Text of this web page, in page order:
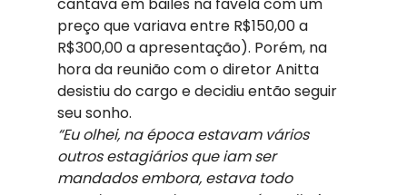
preço que variava entre R$150,00 a
R$300,00 a apresentação). Porém, na
hora da reunião com o diretor Anitta
desistiu do cargo e decidiu então seguir
seu sonho.
“Eu olhei, na época estavam vários
outros estagiários que iam ser
mandados embora, estava todo